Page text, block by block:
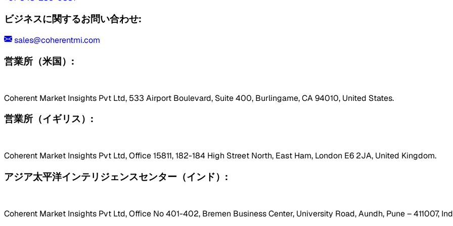
ビジネスに関するお問い合わせ:
sales@coherentmi.com
営業所（米国）:
Coherent Market Insights Pvt Ltd, 533 Airport Boulevard, Suite 400, Burlingame, CA 94010, United States.
営業所（イギリス）:
Coherent Market Insights Pvt Ltd, Office 15811, 182-184 High Street North, East Ham, London E6 2JA, United Kingdom.
アジア太平洋インテリジェンスセンター（インド）:
Coherent Market Insights Pvt Ltd, Office No 401-402, Bremen Business Center, University Road, Aundh, Pune – 411007,